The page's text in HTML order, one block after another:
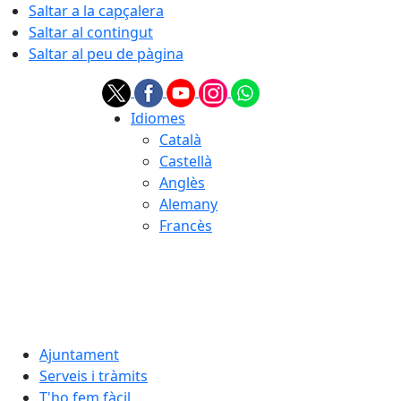
Saltar a la capçalera
Saltar al contingut
Saltar al peu de pàgina
Idiomes
Català
Castellà
Anglès
Alemany
Francès
Ajuntament
Serveis i tràmits